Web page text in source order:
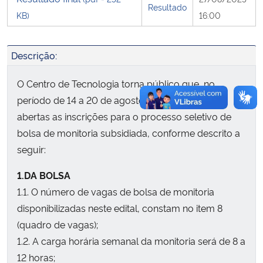
Secretaria-Geral
Secretaria de Governo
Gabinete de Segurança Institucional
Advocacia-Geral da União
Banco Central do Brasil
Planalto
KB)
Resultado
16:00
Descrição:
O Centro de Tecnologia torna público que, no
período de 14 a 20 de agosto de 2025, estarão
abertas as inscrições para o processo seletivo de
bolsa de monitoria subsidiada, conforme descrito a
seguir:
1.DA BOLSA
1.1. O número de vagas de bolsa de monitoria
disponibilizadas neste edital, constam no item 8
(quadro de vagas);
1.2. A carga horária semanal da monitoria será de 8 a
12 horas;